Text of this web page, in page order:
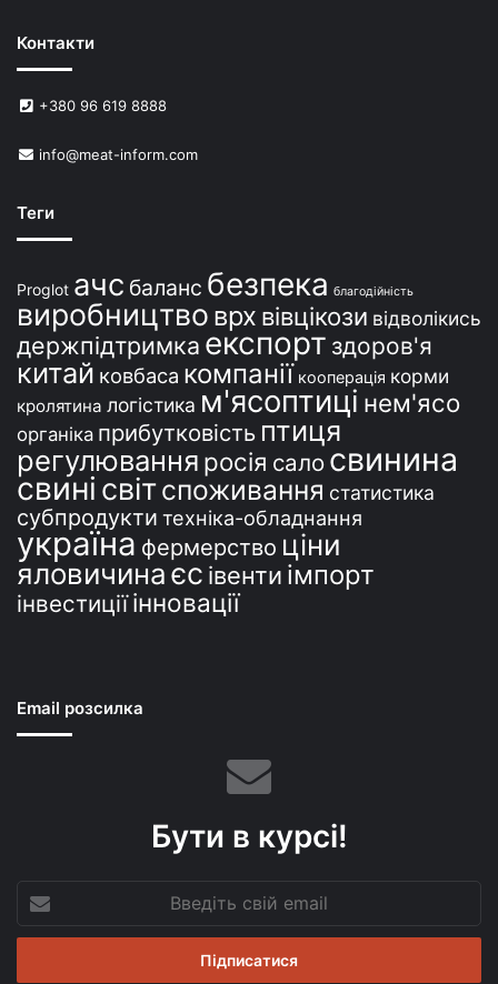
Контакти
+380 96 619 8888
info@meat-inform.com
Теги
Proglot ачс баланс безпека благодійність
виробництво врх вівцікози відволікись
держпідтримка експорт здоров'я
китай ковбаса компанії кооперація корми
кролятина логістика м'ясоптиці нем'ясо
органіка прибутковість птиця
регулювання росія сало свинина
свині світспоживання статистика
субпродукти техніка-обладнання
україна фермерство ціни
яловичинаєс івенти імпорт
інвестиції інновації
Email розсилка
Бути в курсі!
свій
email